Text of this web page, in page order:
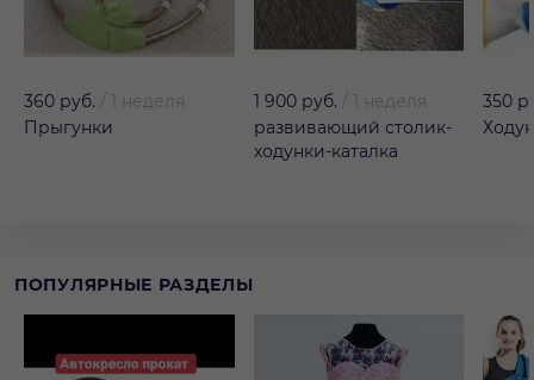
360 руб.
1 неделя
Прыгунки
1 900 руб.
1 неделя
развивающий столик-
ходунки-каталка
350
ПОПУЛЯРНЫЕ РАЗДЕЛЫ